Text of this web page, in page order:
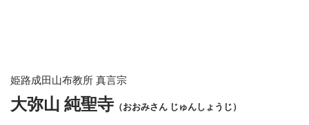
姫路成田山布教所 真言宗
大弥山 純聖寺 （おおみさん じゅんしょうじ）